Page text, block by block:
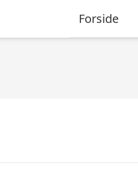
Forside